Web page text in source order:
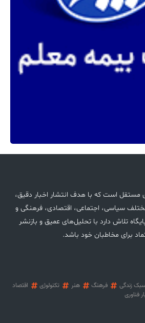
مستقل است که با هدف انتشار اخبار دقیق،
سیاسی، اجتماعی، اقتصادی، فرهنگی و
تلاش دارد با تحلیل‌های عمیق و بازنشر
برای مخاطبان خود باشد.
زندگی فرهنگ هنر تکنولوژی
اقتصاد
فناوری